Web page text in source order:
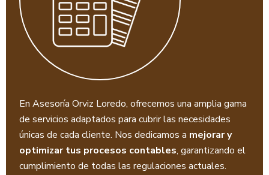
En Asesoría Orviz Loredo, ofrecemos una amplia gama
de servicios adaptados para cubrir las necesidades
únicas de cada cliente. Nos dedicamos a mejorar y
optimizar tus procesos contables, garantizando el
cumplimiento de todas las regulaciones actuales.